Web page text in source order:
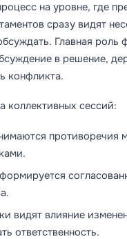
на уровне, где
сразу видят
Главная роль
в решение,
конфликта.
коллективных сессий:
противоречия
видят влияние
ответственность.